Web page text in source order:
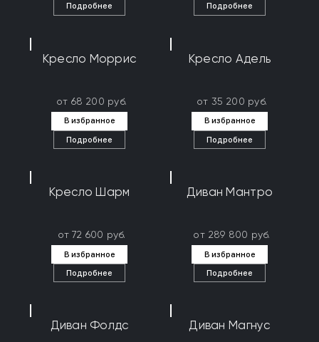
Подробнее
Подробнее
Кресло Моррис
от 68 200 руб.
В избранное
Подробнее
Кресло Адель
от 35 200 руб.
В избранное
Подробнее
Кресло Шарм
от 72 600 руб.
В избранное
Подробнее
Диван Мантро
от 289 800 руб.
В избранное
Подробнее
Диван Фолдс Диван Магнус